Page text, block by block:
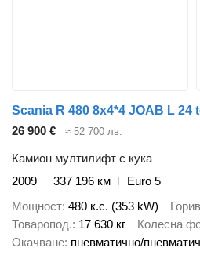
Scania R 480 8x4*4 JOAB L 24
26 900 €
≈ 52 700 лв.
Камион мултилифт с кука
2009
337 196 км
Euro 5
Мощност 480 к.с. (353 kW)
Товаропод. 17 630 кг Колесна
Окачване пневматично/